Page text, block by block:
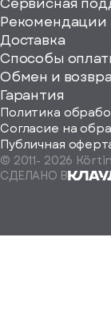
Рекомендации
Доставка
Способы
Обмен и
Гарантия
Политика
Согласие на
Публичная
© 2011- 2026
СДЕЛАНО В
Определить